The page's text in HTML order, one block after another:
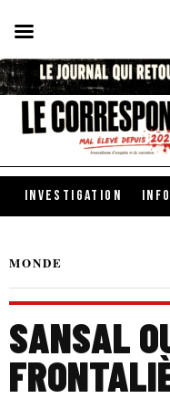
INVESTIGATION
MONDE
SANSAL